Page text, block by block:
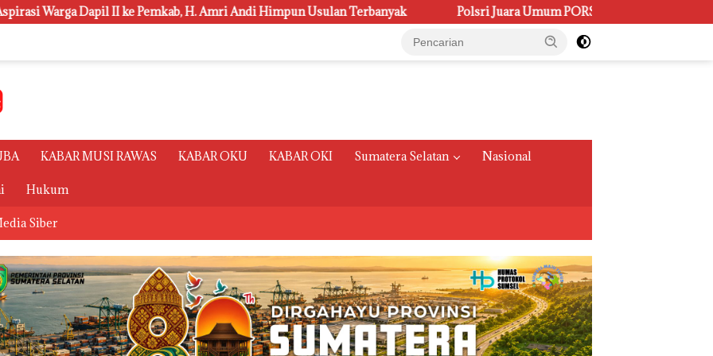
H. Amri Andi Himpun Usulan Terbanyak Polsri Juara Umum PORSENI XV, Raih 60 Medali dan Ukir Gelar Keenam
KABAR MUSI RAWAS KABAR OKU KABAR OKI Sumatera Selatan Nasional
Hukum
Siber